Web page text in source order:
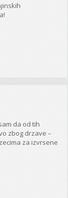
da od tih
zbog drzave –
za izvrsene